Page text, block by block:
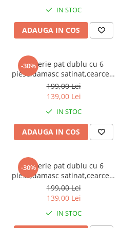
IN STOC
ADAUGA IN COS
-30%
Lenjerie pat dublu cu 6
piese,damasc satinat,cearceaf
cu elastic,dungi 1cm,bej-
A1399
199,00 Lei
139,00 Lei
IN STOC
ADAUGA IN COS
-30%
Lenjerie pat dublu cu 6
piese,damasc satinat,cearceaf
cu elastic,dungi 1cm,visinie-
A1401
199,00 Lei
139,00 Lei
IN STOC